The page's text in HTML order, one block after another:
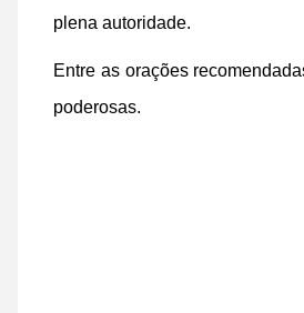
plena autoridade.
Entre as orações
poderosas.